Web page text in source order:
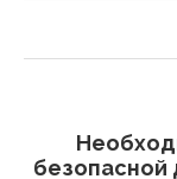
безопасной